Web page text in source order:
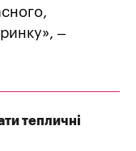
–
тепличні